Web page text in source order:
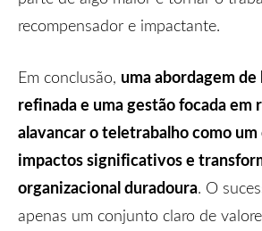
recompensador e impactante.
Em conclusão, uma abordagem
refinada e uma gestão focada em
alavancar o teletrabalho como
impactos significativos e
organizacional duradoura. O
apenas um conjunto claro de